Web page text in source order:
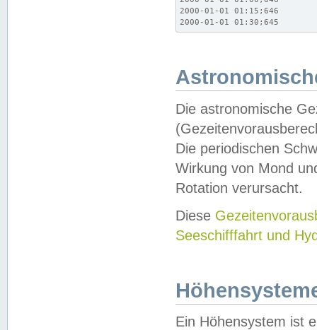
2000-01-01 01:15;646
2000-01-01 01:30;645
Die astronomische
Die periodischen
Wirkung von Mond
Rotation verursacht.
Diese
Seeschifffahrt und
Ein Höhensystem ist